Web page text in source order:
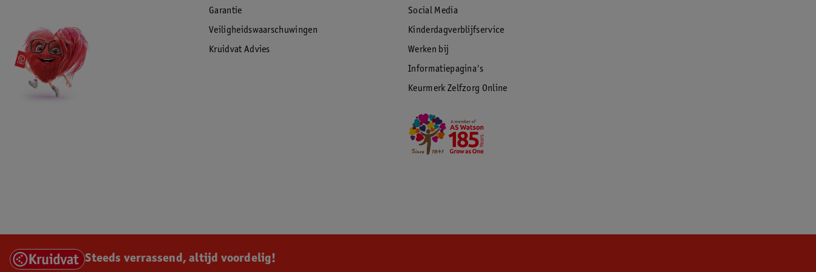
Garantie
Veiligheidswaarschuwingen
Kruidvat Advies
Social Media
Kinderdagverblijfservice
Werken bij
Informatiepagina's
Keurmerk Zelfzorg Online
Steeds verrassend, altijd voordelig!